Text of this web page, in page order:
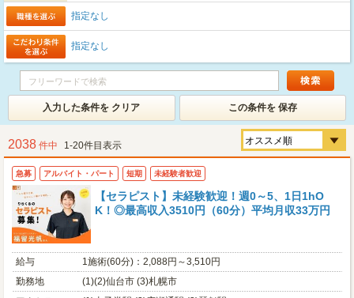
指定なし
指定なし
入力した条件を クリア この条件を 保存
2038 件中 1-20件目表示
急募 アルバイト・パート 短期 未経験者歓迎
【セラピスト】未経験歓迎！週0～5、1日1hO
K！◎最高収入3510円（60分）平均月収33万円
給与
1施術(60分)：2,088円～3,510円
勤務地
(1)(2)仙台市 (3)札幌市